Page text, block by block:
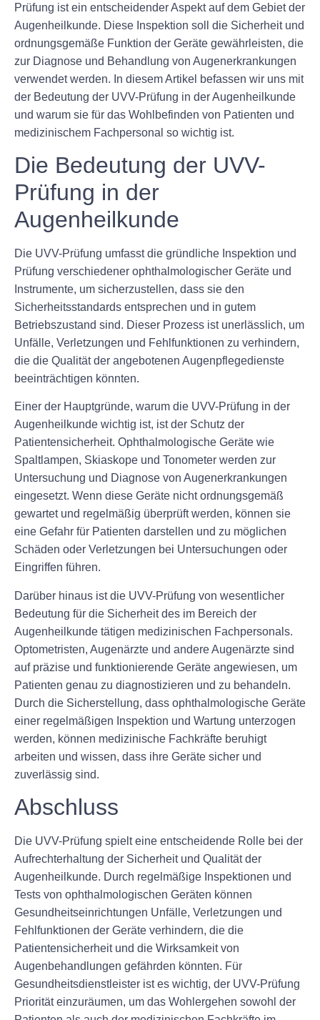
Prüfung ist ein entscheidender Aspekt auf dem Gebiet der
Augenheilkunde. Diese Inspektion soll die Sicherheit und
ordnungsgemäße Funktion der Geräte gewährleisten, die
zur Diagnose und Behandlung von Augenerkrankungen
verwendet werden. In diesem Artikel befassen wir uns mit
der Bedeutung der UVV-Prüfung in der Augenheilkunde
und warum sie für das Wohlbefinden von Patienten und
medizinischem Fachpersonal so wichtig ist.
Die Bedeutung der UVV-
Prüfung in der
Augenheilkunde
Die UVV-Prüfung umfasst die gründliche Inspektion und
Prüfung verschiedener ophthalmologischer Geräte und
Instrumente, um sicherzustellen, dass sie den
Sicherheitsstandards entsprechen und in gutem
Betriebszustand sind. Dieser Prozess ist unerlässlich, um
Unfälle, Verletzungen und Fehlfunktionen zu verhindern,
die die Qualität der angebotenen Augenpflegedienste
beeinträchtigen könnten.
Einer der Hauptgründe, warum die UVV-Prüfung in der
Augenheilkunde wichtig ist, ist der Schutz der
Patientensicherheit. Ophthalmologische Geräte wie
Spaltlampen, Skiaskope und Tonometer werden zur
Untersuchung und Diagnose von Augenerkrankungen
eingesetzt. Wenn diese Geräte nicht ordnungsgemäß
gewartet und regelmäßig überprüft werden, können sie
eine Gefahr für Patienten darstellen und zu möglichen
Schäden oder Verletzungen bei Untersuchungen oder
Eingriffen führen.
Darüber hinaus ist die UVV-Prüfung von wesentlicher
Bedeutung für die Sicherheit des im Bereich der
Augenheilkunde tätigen medizinischen Fachpersonals.
Optometristen, Augenärzte und andere Augenärzte sind
auf präzise und funktionierende Geräte angewiesen, um
Patienten genau zu diagnostizieren und zu behandeln.
Durch die Sicherstellung, dass ophthalmologische Geräte
einer regelmäßigen Inspektion und Wartung unterzogen
werden, können medizinische Fachkräfte beruhigt
arbeiten und wissen, dass ihre Geräte sicher und
zuverlässig sind.
Abschluss
Die UVV-Prüfung spielt eine entscheidende Rolle bei der
Aufrechterhaltung der Sicherheit und Qualität der
Augenheilkunde. Durch regelmäßige Inspektionen und
Tests von ophthalmologischen Geräten können
Gesundheitseinrichtungen Unfälle, Verletzungen und
Fehlfunktionen der Geräte verhindern, die die
Patientensicherheit und die Wirksamkeit von
Augenbehandlungen gefährden könnten. Für
Gesundheitsdienstleister ist es wichtig, der UVV-Prüfung
Priorität einzuräumen, um das Wohlergehen sowohl der